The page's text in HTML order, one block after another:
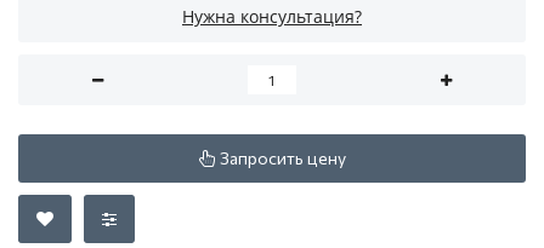
Нужна консультация?
Запросить цену